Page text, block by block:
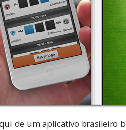
de um aplicativo brasileiro